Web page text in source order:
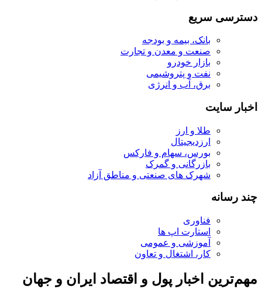
دسترسی سریع
بانک، بیمه و بودجه
صنعت و معدن و تجارت
بازار خودرو
نفت و پتروشیمی
برق، آب و انرژی
اخبار سایت
طلا و ارز
ارزدیجیتال
بورس، سهام و فارکس
بازرگانی و گمرک
شهرک های صنعتی و مناطق آزاد
چند رسانه
فناوری
استارت اپ ها
آموزشی و عمومی
کار، اشتغال و تعاون
مهم‌ترین اخبار پول و اقتصاد ایران و جهان